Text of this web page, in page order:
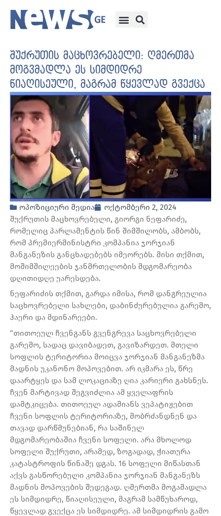
შუქრუთის მაცხოვრებელი: ღმერთმა
მოგვმადლა ეს სიმდიდრე
წიაღისეული, მაგრამ წყევლად გვექცა
ოპოზიციური მედია
ოქტომბერი 2, 2024
შუქრუთის მაცხოვრებელი, გიორგი ნეფარიძე,
რომელიც პარლამენტის წინ შიმშილობს, ამბობს,
რომ პრემიერმინისტრი კომპანია ჯორჯიან
მანგანეზის განცხადებებს იმეორებს. მისი თქმით,
მოშიმშილეების ჯანმრთელობის მდგომარეობა
დღითიდღე უარესდება.
ნეფარიძის თქმით, გარდა იმისა, რომ დანგრეულია
საცხოვრებელი სახლები, დაბინძურებულია გარემო,
ჰაერი და მდინარეები.
“თითოეულ ჩვენგანს გვენგრევა საცხოვრებელი
გარემო, სადაც დავიბადეთ, გავიზარდეთ. მთელი
სოფლის ტერიტორია მოიცვა ჯორჯიან მანგანეზმა
მადნის უკანონო მოპოვებით. არ იკმარა ეს, წრე
დაარტყეს და სამ ლოკაციაზე ღია კარიერი გახსნეს.
ჩვენ მარტივად შეგვიძლია ამ ყველაფრის
დამტკიცება. თითოეულ ადამიანს ვეპატიჟებით
ჩვენი სოფლის ტერიტორიაზე, მობრძანდნენ და
თავად დარწმუნებიან, რა საშინელ
მდგომარეობაშია ჩვენი სოფელი. არა მხოლოდ
სოფელი შუქრუთი, არამედ, ზოგადად, ჭიათურა
კატასტროფის წინაშე დგას. 16 სოფელი მიწასთან
აქვს გასწორებული კომპანია ჯორჯიან მანგანეზს
მადნის მოპოვების შედეგად. ღმერთმა მოგამადლა
ეს სიმდიდრე, წიაღისეული, მაგრამ სამწუხაროდ,
წყევლად გვექცა ეს სიმდიდრე. ამ სიმდიდრის გამო